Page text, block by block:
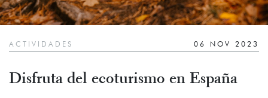
ACTIVIDADES 06 NOV 2023
Disfruta del ecoturismo en España